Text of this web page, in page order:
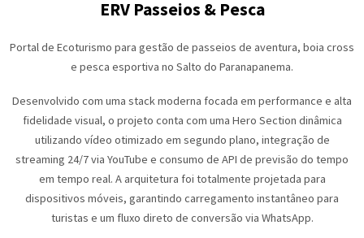
ERV Passeios & Pesca
Portal de Ecoturismo para gestão de passeios de aventura, boia cross
e pesca esportiva no Salto do Paranapanema.
Desenvolvido com uma stack moderna focada em performance e alta
fidelidade visual, o projeto conta com uma Hero Section dinâmica
utilizando vídeo otimizado em segundo plano, integração de
streaming 24/7 via YouTube e consumo de API de previsão do tempo
em tempo real. A arquitetura foi totalmente projetada para
dispositivos móveis, garantindo carregamento instantâneo para
turistas e um fluxo direto de conversão via WhatsApp.